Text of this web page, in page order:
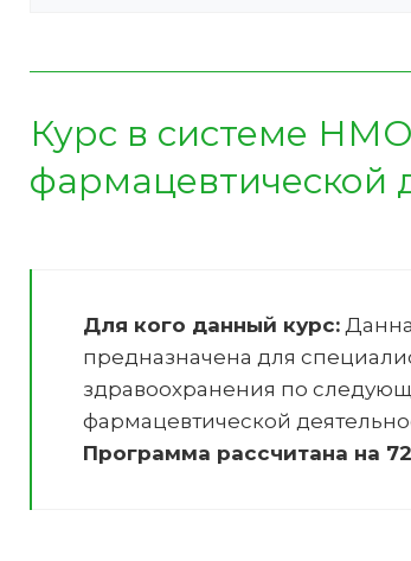
Курс в системе
фармацевтической
Для кого данный курс:
предназначена для
здравоохранения по
фармацевтической
Программа рассчитана на